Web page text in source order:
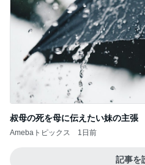
叔母の死を母に伝えたい妹の主張
Amebaトピックス 1日前
記事を